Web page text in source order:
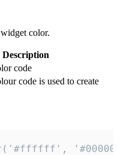
color.
Description
code
code is used to create